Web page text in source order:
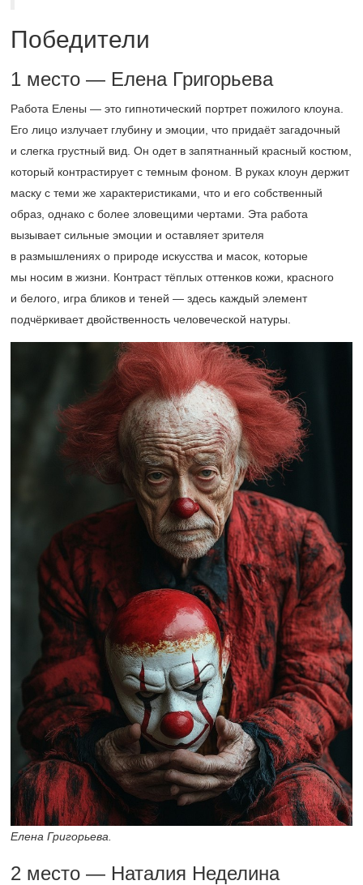
Победители
1 место — Елена Григорьева
Работа Елены — это гипнотический портрет пожилого клоуна.
Его лицо излучает глубину и эмоции, что придаёт загадочный
и слегка грустный вид. Он одет в запятнанный красный костюм,
который контрастирует с темным фоном. В руках клоун держит
маску с теми же характеристиками, что и его собственный
образ, однако с более зловещими чертами. Эта работа
вызывает сильные эмоции и оставляет зрителя
в размышлениях о природе искусства и масок, которые
мы носим в жизни. Контраст тёплых оттенков кожи, красного
и белого, игра бликов и теней — здесь каждый элемент
подчёркивает двойственность человеческой натуры.
Елена Григорьева.
2 место — Наталия Неделина